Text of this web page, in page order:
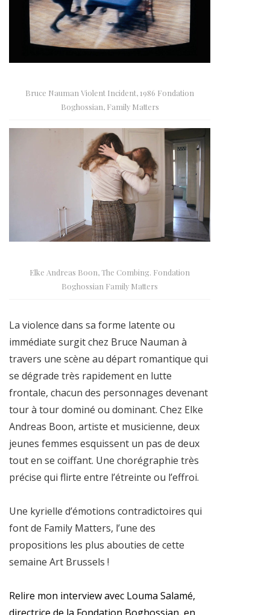
Bruce Nauman Violent Incident, 1986 Fondation
Boghossian, Family Matters
Elke Andreas Boon, The Combing. Fondation
Boghossian Family Matters
La violence dans sa forme latente ou
immédiate surgit chez Bruce Nauman à
travers une scène au départ romantique qui
se dégrade très rapidement en lutte
frontale, chacun des personnages devenant
tour à tour dominé ou dominant. Chez Elke
Andreas Boon, artiste et musicienne, deux
jeunes femmes esquissent un pas de deux
tout en se coiffant. Une chorégraphie très
précise qui flirte entre l’étreinte ou l’effroi.
Une kyrielle d’émotions contradictoires qui
font de Family Matters, l’une des
propositions les plus abouties de cette
semaine Art Brussels !
Relire mon interview avec Louma Salamé,